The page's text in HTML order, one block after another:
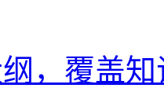
，覆盖